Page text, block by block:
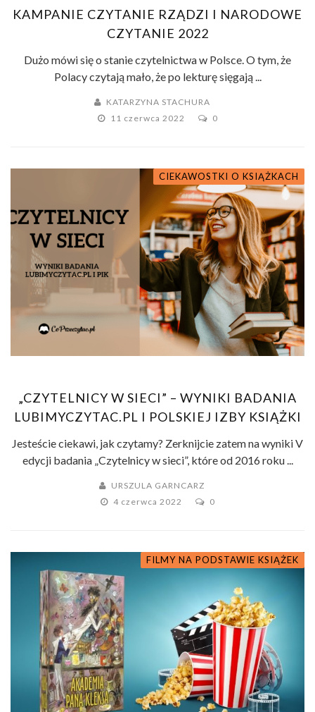
KAMPANIE CZYTANIE RZĄDZI I NARODOWE
CZYTANIE 2022
Dużo mówi się o stanie czytelnictwa w Polsce. O tym, że
Polacy czytają mało, że po lekturę sięgają ...
KATARZYNA STACHURA
11 czerwca 2022
0
CIEKAWOSTKI O KSIĄŻKACH
„CZYTELNICY W SIECI” – WYNIKI BADANIA
LUBIMYCZYTAC.PL I POLSKIEJ IZBY KSIĄŻKI
Jesteście ciekawi, jak czytamy? Zerknijcie zatem na wyniki V
edycji badania „Czytelnicy w sieci”, które od 2016 roku ...
URSZULA GARNCARZ
4 czerwca 2022
0
FILMY NA PODSTAWIE KSIĄŻEK